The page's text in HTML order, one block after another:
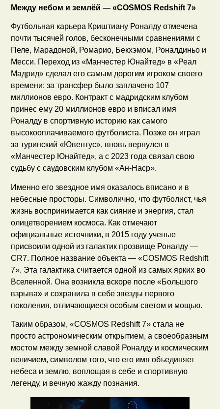
Между небом и землёй — «COSMOS Redshift 7»
Футбольная карьера Криштиану Роналду отмечена
почти тысячей голов, бесконечными сравнениями с
Пеле, Марадоной, Ромарио, Бекхэмом, Роналдиньо и
Месси. Переход из «Манчестер Юнайтед» в «Реал
Мадрид» сделал его самым дорогим игроком своего
времени: за трансфер было заплачено 107
миллионов евро. Контракт с мадридским клубом
принес ему 20 миллионов евро и вписал имя
Роналду в спортивную историю как самого
высокооплачиваемого футболиста. Позже он играл
за туринский «Ювентус», вновь вернулся в
«Манчестер Юнайтед», а с 2023 года связал свою
судьбу с саудовским клубом «Ан-Наср».
Именно его звездное имя оказалось вписано и в
небесные просторы. Символично, что футболист, чья
жизнь воспринимается как сияние и энергия, стал
олицетворением космоса. Как отмечают
официальные источники, в 2015 году ученые
присвоили одной из галактик прозвище Роналду —
CR7. Полное название объекта — «COSMOS Redshift
7». Эта галактика считается одной из самых ярких во
Вселенной. Она возникла вскоре после «Большого
взрыва» и сохранила в себе звезды первого
поколения, отличающиеся особым светом и мощью.
Таким образом, «COSMOS Redshift 7» стала не
просто астрономическим открытием, а своеобразным
мостом между земной славой Роналду и космическим
величием, символом того, что его имя объединяет
небеса и землю, воплощая в себе и спортивную
легенду, и вечную жажду познания.